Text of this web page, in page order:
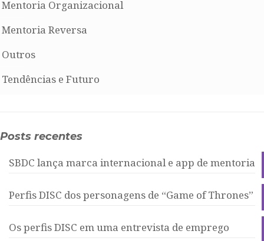
Mentoria Organizacional
Mentoria Reversa
Outros
Tendências e Futuro
Posts recentes
SBDC lança marca internacional e app de mentoria
Perfis DISC dos personagens de “Game of Thrones”
Os perfis DISC em uma entrevista de emprego